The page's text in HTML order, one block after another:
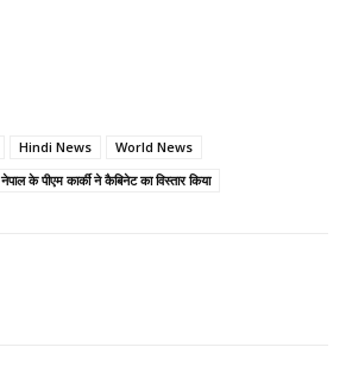
Hindi News
World News
नेपाल के पीएम कार्की ने कैबिनेट का विस्तार किया